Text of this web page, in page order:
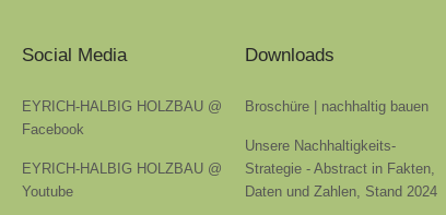
Social Media
EYRICH-HALBIG HOLZBAU @
Facebook
EYRICH-HALBIG HOLZBAU @
Youtube
Downloads
Broschüre | nachhaltig bauen
Unsere Nachhaltigkeits-
Strategie - Abstract in Fakten,
Daten und Zahlen, Stand 2024